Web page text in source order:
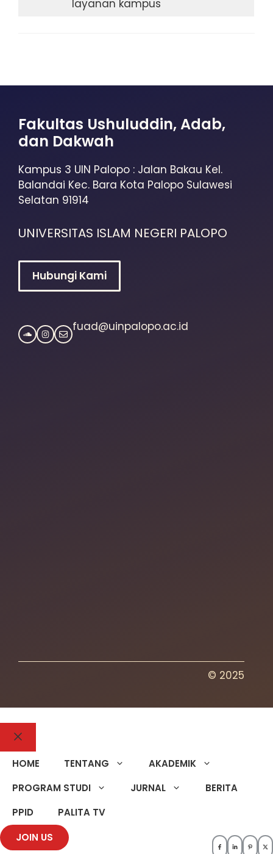
layanan kampus
Fakultas Ushuluddin, Adab,
dan Dakwah
Kampus 3 UIN Palopo : Jalan Bakau Kel.
Balandai Kec. Bara Kota Palopo Sulawesi
Selatan 91914
UNIVERSITAS ISLAM NEGERI PALOPO
Hubungi Kami
fuad@uinpalopo.ac.id
© 2025
HOME TENTANG
AKADEMIK
PROGRAM STUDI
JURNAL
BERITA
PPID
PALITA TV
JOIN US